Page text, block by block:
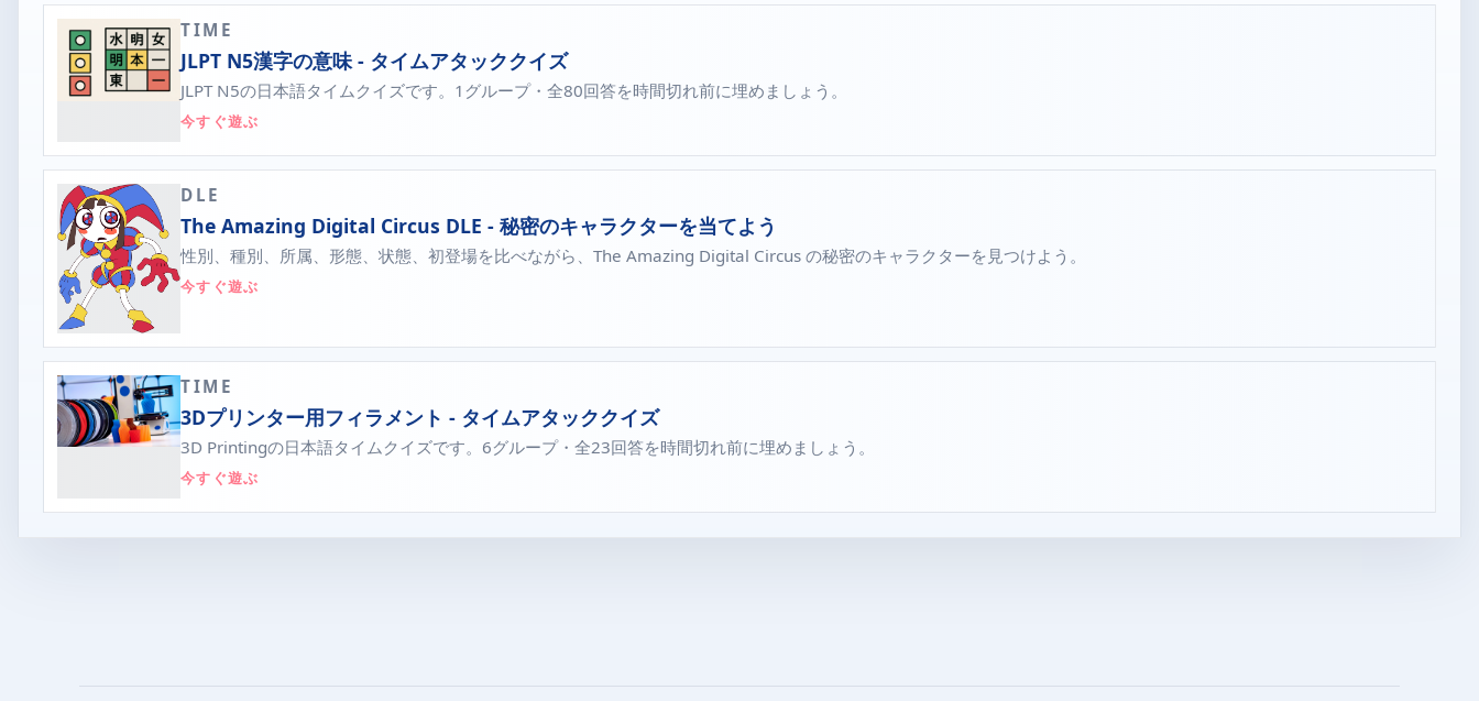
TIME
JLPT N5漢字の意味 - タイムアタッククイズ
JLPT N5の日本語タイムクイズです。1グループ・全80回答を時間切れ前に埋めましょう。
今すぐ遊ぶ
DLE
The Amazing Digital Circus DLE - 秘密のキャラクターを当てよう
性別、種別、所属、形態、状態、初登場を比べながら、The Amazing Digital Circus の秘密のキャラクターを見つけよう。
今すぐ遊ぶ
TIME
3Dプリンター用フィラメント - タイムアタッククイズ
3D Printingの日本語タイムクイズです。6グループ・全23回答を時間切れ前に埋めましょう。
今すぐ遊ぶ